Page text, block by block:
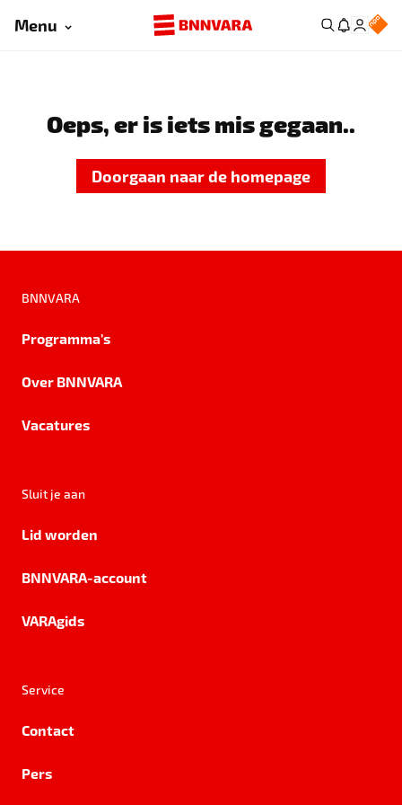
Menu
Oeps, er is iets mis gegaan..
Doorgaan naar de homepage
BNNVARA
Programma's
Over BNNVARA
Vacatures
Sluit je aan
Lid worden
BNNVARA-account
VARAgids
Service
Contact
Pers